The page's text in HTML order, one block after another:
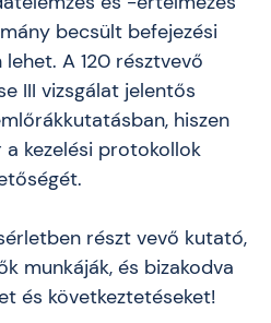
becsült befejezési
A 120 résztvevő
III vizsgálat jelentős
hiszen
kezelési protokollok
részt vevő kutató,
munkáják, és bizakodva
és következtetéseket!